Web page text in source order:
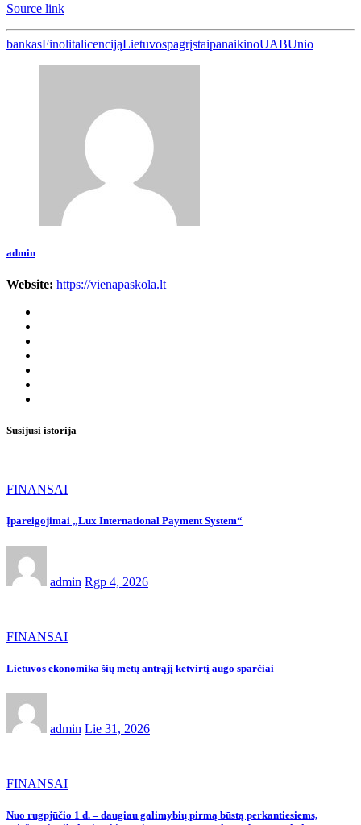
Source link
bankasFinolitalicencijąLietuvospagrįstaipanaikinoUABUnio
admin
Website: https://vienapaskola.lt
Susijusi istorija
FINANSAI
Įpareigojimai „Lux International Payment System“
admin Rgp 4, 2026
FINANSAI
Lietuvos ekonomika šių metų antrąjį ketvirtį augo sparčiai
admin Lie 31, 2026
FINANSAI
Nuo rugpjūčio 1 d. – daugiau galimybių pirmą būstą perkantiesiems,